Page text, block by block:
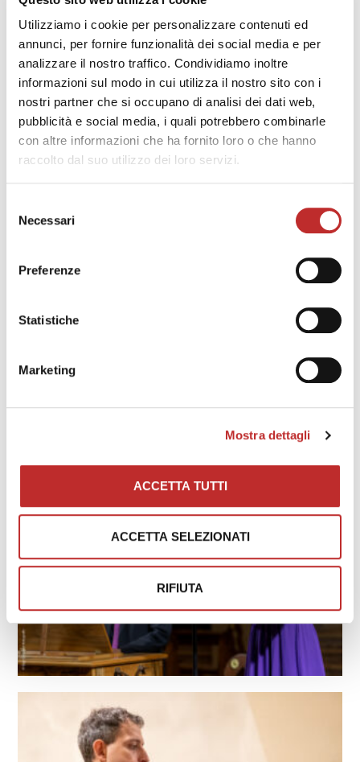
Utilizziamo i cookie per personalizzare contenuti ed
annunci, per fornire funzionalità dei social media e per
analizzare il nostro traffico. Condividiamo inoltre
informazioni sul modo in cui utilizza il nostro sito con i
nostri partner che si occupano di analisi dei dati web,
pubblicità e social media, i quali potrebbero combinarle
con altre informazioni che ha fornito loro o che hanno
raccolto dal suo utilizzo dei loro servizi.
delNecessari
Preferenze
Statistiche
Marketing
Mostra dettagli
ACCETTA TUTTI
ACCETTA SELEZIONATI
RIFIUTA